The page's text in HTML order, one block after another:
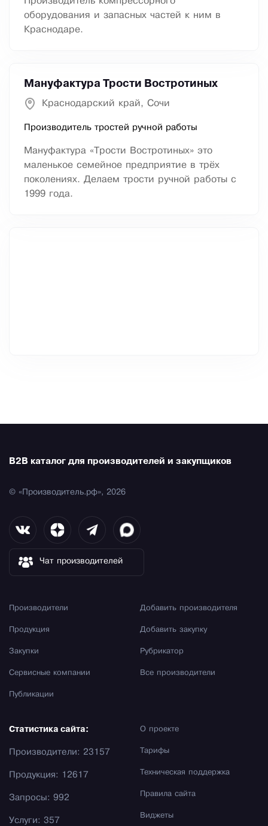
оборудования и запасных частей к ним в
Краснодаре.
Мануфактура Трости Востротиных
Краснодарский край, Сочи
Производитель тростей ручной работы
Мануфактура «Трости Востротиных» это
маленькое семейное предприятие в трёх
поколениях. Делаем трости ручной работы с
1999 года.
B2B каталог для производителей и закупщиков
© «Производитель.рф», 2026
Чат производителей
Производители
Продукция
Закупки
Сервисные компании
Публикации
Добавить производителя
Добавить закупку
Рубрикатор
Все производители
О проекте
Тарифы
Техническая поддержка
Правила сайта
Виджеты
Статистика сайта:
Производители: 23157
Продукция: 12617
Запросы: 992
Услуги: 357